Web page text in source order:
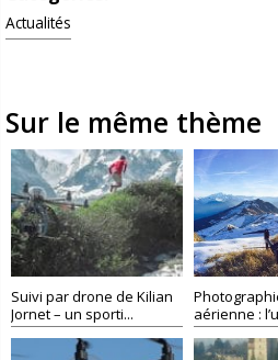
Actualités
Sur le même thème
Suivi par drone de Kilian
Jornet – un sporti...
aérienne :